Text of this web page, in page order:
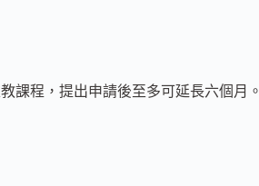
課程，提出申請後至多可延長六個月。